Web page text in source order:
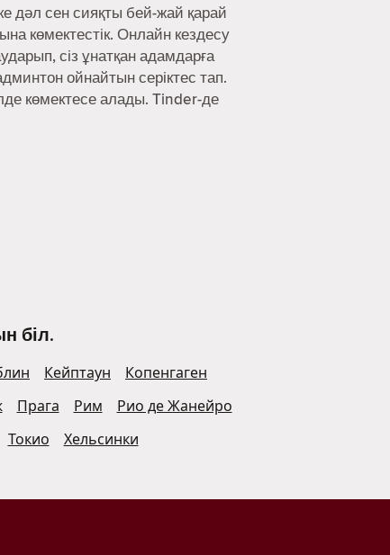
дәл сен сияқты бей-жай қарай
көмектестік. Онлайн кездесу
сіз ұнатқан адамдарға
ойнайтын серіктес тап.
көмектесе алады. Tinder-де
біл.
Кейптаун
Копенгаген
Прага Рим
Рио де Жанейро
Токио Хельсинки